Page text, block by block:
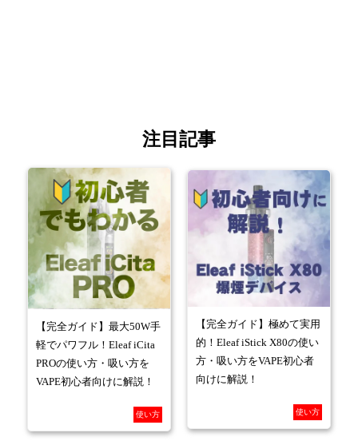
注目記事
【完全ガイド】最大50W手
軽でパワフル！Eleaf iCita
PROの使い方・吸い方を
VAPE初心者向けに解説！
使い方
【完全ガイド】極めて実用
的！Eleaf iStick X80の使い
方・吸い方をVAPE初心者
向けに解説！
使い方